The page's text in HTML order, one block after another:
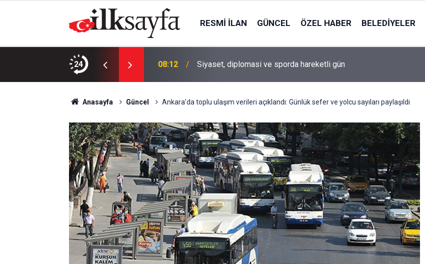
RESMI İLAN GÜNCEL ÖZEL HABER BELEDIYELER
24 08:12 Siyaset, diplomasi ve sporda hareketli gün
Anasayfa Güncel Ankara’da toplu ulaşım verileri açıklandı: Günlük sefer ve yolcu sayıları paylaşıldı